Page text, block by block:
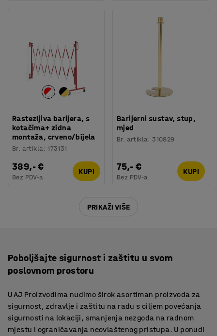
Rastezljiva barijera, s
kotačima+ zidna
montaža, crveno/bijela
Br. artikla:173131
389,- €
Bez PDV-a
KUPI
Barijerni sustav, stup,
mjed
Br. artikla:310829
75,- €
Bez PDV-a
KUPI
PRIKAŽI VIŠE
Poboljšajte sigurnost i zaštitu u svom
poslovnom prostoru
U AJ Proizvodima nudimo širok asortiman proizvoda za
sigurnost, zdravlje i zaštitu na radu s ciljem povećanja
sigurnosti na lokaciji, smanjenja nezgoda na radnom
mjestu i ograničavanja neovlaštenog pristupa. U ponudi